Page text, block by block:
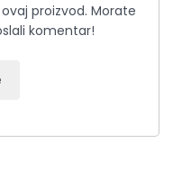
proizvod. Morate
komentar!